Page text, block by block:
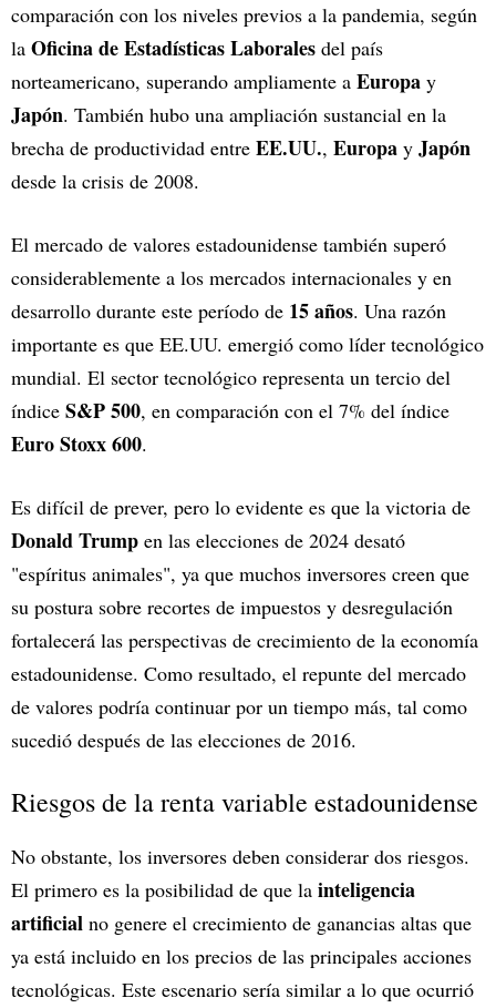
comparación con los niveles previos a la pandemia, según
la Oficina de Estadísticas Laborales del país
norteamericano, superando ampliamente a Europa y
Japón. También hubo una ampliación sustancial en la
brecha de productividad entre EE.UU., Europa y Japón
desde la crisis de 2008.
El mercado de valores estadounidense también superó
considerablemente a los mercados internacionales y en
desarrollo durante este período de 15 años. Una razón
importante es que EE.UU. emergió como líder tecnológico
mundial. El sector tecnológico representa un tercio del
índice S&P 500, en comparación con el 7% del índice
Euro Stoxx 600.
Es difícil de prever, pero lo evidente es que la victoria de
Donald Trump en las elecciones de 2024 desató
"espíritus animales", ya que muchos inversores creen que
su postura sobre recortes de impuestos y desregulación
fortalecerá las perspectivas de crecimiento de la economía
estadounidense. Como resultado, el repunte del mercado
de valores podría continuar por un tiempo más, tal como
sucedió después de las elecciones de 2016.
Riesgos de la renta variable estadounidense
No obstante, los inversores deben considerar dos riesgos.
El primero es la posibilidad de que la inteligencia
artificial no genere el crecimiento de ganancias altas que
ya está incluido en los precios de las principales acciones
tecnológicas. Este escenario sería similar a lo que ocurrió